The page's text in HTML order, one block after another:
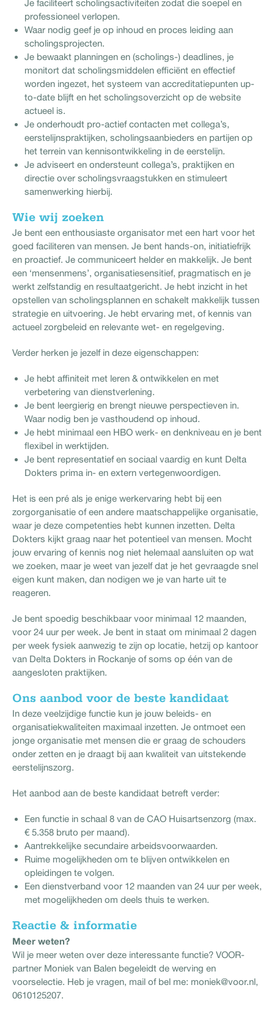
Je faciliteert scholingsactiviteiten zodat die soepel en
professioneel verlopen.
Waar nodig geef je op inhoud en proces leiding aan
scholingsprojecten.
Je bewaakt planningen en (scholings-) deadlines, je
monitort dat scholingsmiddelen efficiënt en effectief
worden ingezet, het systeem van accreditatiepunten up-
to-date blijft en het scholingsoverzicht op de website
actueel is.
Je onderhoudt pro-actief contacten met collega’s,
eerstelijnspraktijken, scholingsaanbieders en partijen op
het terrein van kennisontwikkeling in de eerstelijn.
Je adviseert en ondersteunt collega’s, praktijken en
directie over scholingsvraagstukken en stimuleert
samenwerking hierbij.
Wie wij zoeken
Je bent een enthousiaste organisator met een hart voor het
goed faciliteren van mensen. Je bent hands-on, initiatiefrijk
en proactief. Je communiceert helder en makkelijk. Je bent
een ‘mensenmens’, organisatiesensitief, pragmatisch en je
werkt zelfstandig en resultaatgericht. Je hebt inzicht in het
opstellen van scholingsplannen en schakelt makkelijk tussen
strategie en uitvoering. Je hebt ervaring met, of kennis van
actueel zorgbeleid en relevante wet- en regelgeving.
Verder herken je jezelf in deze eigenschappen:
Je hebt affiniteit met leren & ontwikkelen en met
verbetering van dienstverlening.
Je bent leergierig en brengt nieuwe perspectieven in.
Waar nodig ben je vasthoudend op inhoud.
Je hebt minimaal een HBO werk- en denkniveau en je bent
flexibel in werktijden.
Je bent representatief en sociaal vaardig en kunt Delta
Dokters prima in- en extern vertegenwoordigen.
Het is een pré als je enige werkervaring hebt bij een
zorgorganisatie of een andere maatschappelijke organisatie,
waar je deze competenties hebt kunnen inzetten. Delta
Dokters kijkt graag naar het potentieel van mensen. Mocht
jouw ervaring of kennis nog niet helemaal aansluiten op wat
we zoeken, maar je weet van jezelf dat je het gevraagde snel
eigen kunt maken, dan nodigen we je van harte uit te
reageren.
Je bent spoedig beschikbaar voor minimaal 12 maanden,
voor 24 uur per week. Je bent in staat om minimaal 2 dagen
per week fysiek aanwezig te zijn op locatie, hetzij op kantoor
van Delta Dokters in Rockanje of soms op één van de
aangesloten praktijken.
Ons aanbod voor de beste kandidaat
In deze veelzijdige functie kun je jouw beleids- en
organisatiekwaliteiten maximaal inzetten. Je ontmoet een
jonge organisatie met mensen die er graag de schouders
onder zetten en je draagt bij aan kwaliteit van uitstekende
eerstelijnszorg.
Het aanbod aan de beste kandidaat betreft verder:
Een functie in schaal 8 van de CAO Huisartsenzorg (max.
€ 5.358 bruto per maand).
Aantrekkelijke secundaire arbeidsvoorwaarden.
Ruime mogelijkheden om te blijven ontwikkelen en
opleidingen te volgen.
Een dienstverband voor 12 maanden van 24 uur per week,
met mogelijkheden om deels thuis te werken.
Reactie & informatie
Meer weten?
Wil je meer weten over deze interessante functie? VOOR-
partner Moniek van Balen begeleidt de werving en
voorselectie. Heb je vragen, mail of bel me: moniek@voor.nl,
0610125207.